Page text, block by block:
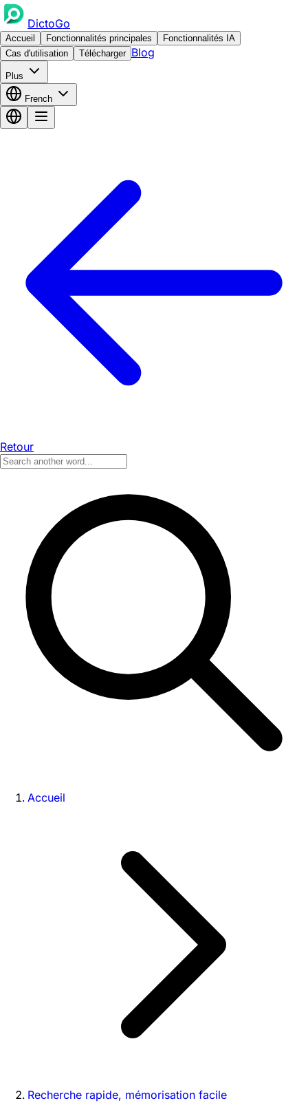
DictoGo
Accueil Fonctionnalités principales
Fonctionnalités IA
Cas d'utilisation
Télécharger Blog
Plus
French
Retour
Accueil
Recherche rapide, mémorisation facile